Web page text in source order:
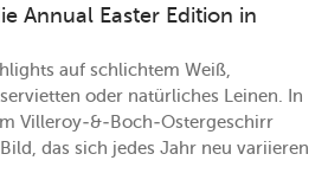
Annual Easter Edition in
auf schlichtem Weiß,
oder natürliches Leinen. In
Villeroy‑&‑Boch‑Ostergeschirr
das sich jedes Jahr neu variieren